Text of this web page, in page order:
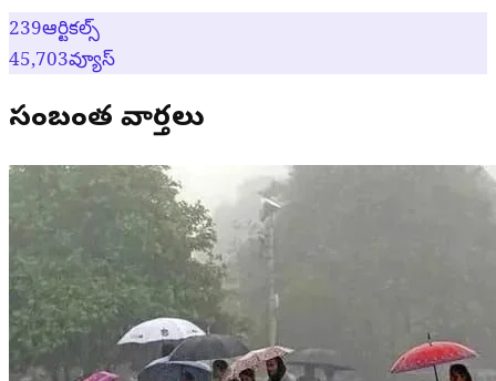
239ఆర్టికల్స్
45,703వ్యూస్
సంబంధిత వార్తలు